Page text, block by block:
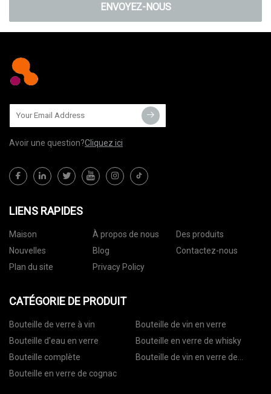
ENVOYEZ-NOUS
Avoir une question?Cliquez ici
LIENS RAPIDES
Maison À propos de nous
Des produits
Nouvelles
Blog
Contactez-nous
Plan du site
Privacy Policy
CATÉGORIE DE PRODUIT
Bouteille de verre à vin
Bouteille de vin en verre
Bouteille d'eau en verre
Bouteille en verre de whisky
Bouteille complète
Bouteille de vin en verre de
Bouteille en verre de cognac